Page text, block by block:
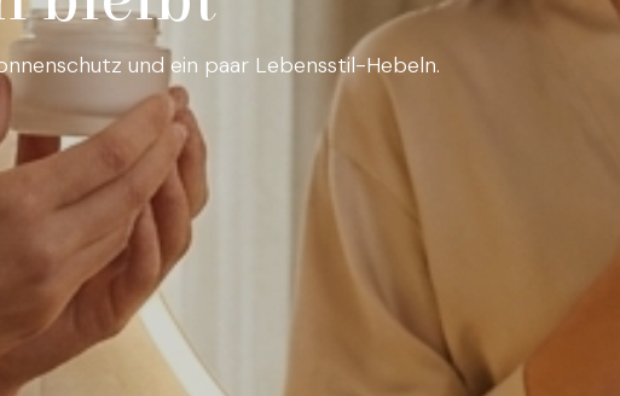
und ein paar Lebensstil-Hebeln.